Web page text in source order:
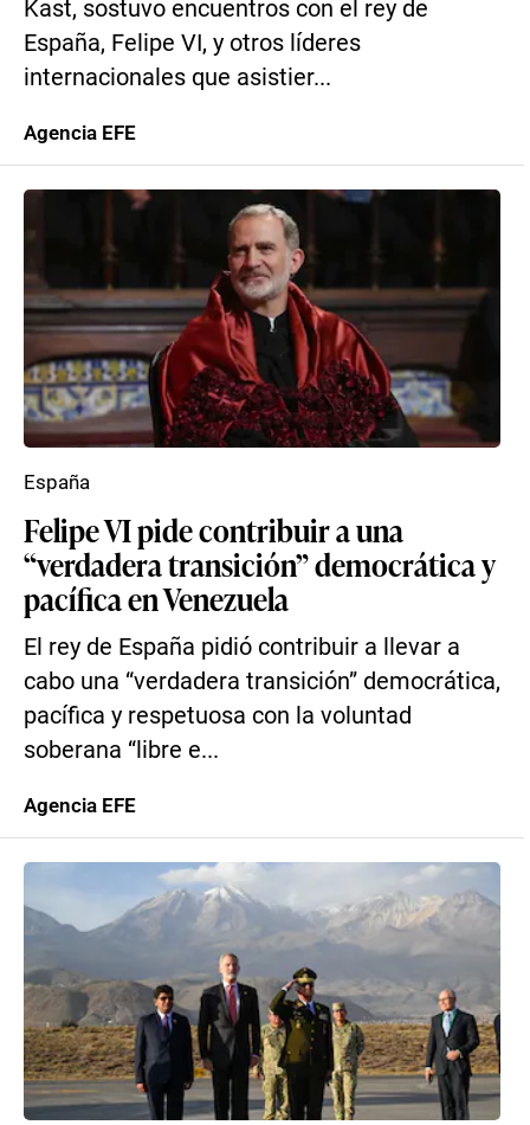
Kast, sostuvo encuentros con el rey de
España, Felipe VI, y otros líderes
internacionales que asistier...
Agencia EFE
Felipe VI pide contribuir a una
“verdadera transición” democrática y
pacífica en Venezuela
El rey de España pidió contribuir a llevar a
cabo una “verdadera transición” democrática,
pacífica y respetuosa con la voluntad
soberana “libre e...
España
Agencia EFE